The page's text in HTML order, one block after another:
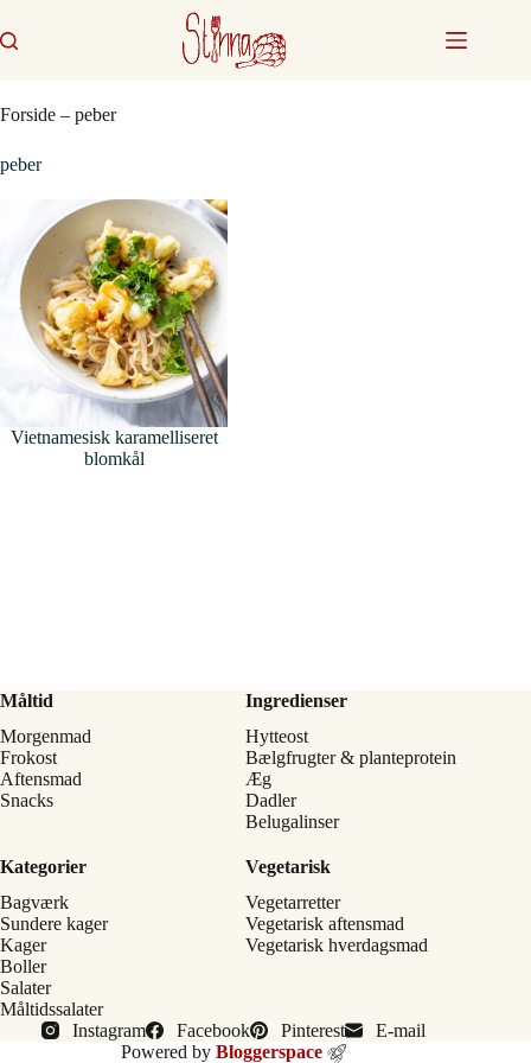
til
indhold
Forside – peber
peber
Vietnamesisk karamelliseret
blomkål
Måltid
Morgenmad
Frokost
Aftensmad
Snacks
Ingredienser
Hytteost
Bælgfrugter & planteprotein
Æg
Dadler
Belugalinser
Kategorier
Bagværk
Sundere kager
Kager
Boller
Salater
Måltidssalater
Vegetarisk
Vegetarretter
Vegetarisk aftensmad
Vegetarisk hverdagsmad
Instagram Facebook Pinterest
E-mail
Powered byBloggerspace